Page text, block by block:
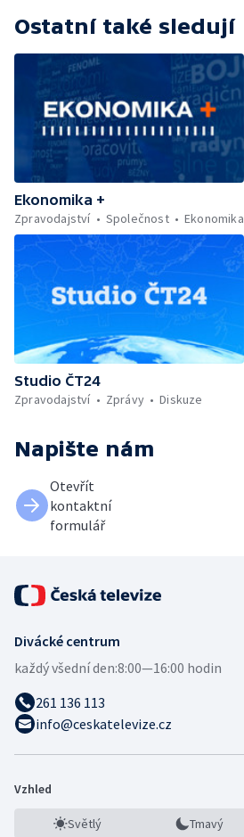
Ostatní také sledují
Ekonomika +
Zpravodajství
Společnost Ekonomika
Studio ČT24
Zpravodajství
Zprávy Diskuze
Napište nám
Otevřít
kontaktní
formulář
Divácké centrum
každý všední den:8:00—16:00 hodin
261 136 113
info@ceskatelevize.cz
Vzhled
Světlý Tmavý